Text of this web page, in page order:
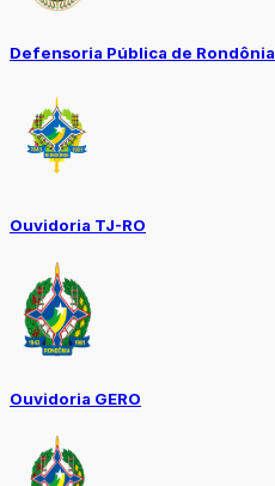
Defensoria Pública de Rondônia
Ouvidoria TJ-RO
Ouvidoria GERO